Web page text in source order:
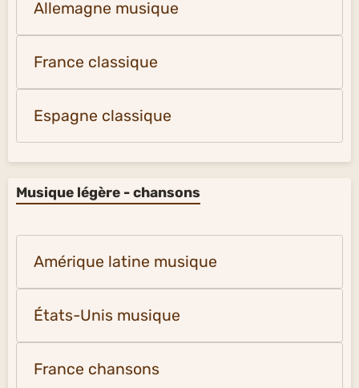
Allemagne musique
France classique
Espagne classique
Musique légère - chansons
Amérique latine musique
États-Unis musique
France chansons